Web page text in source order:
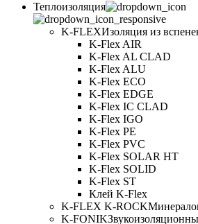
Теплоизоляция
K-FLEXИзоляция из
K-Flex AIR
K-Flex AL CLAD
K-Flex ALU
K-Flex ECO
K-Flex EDGE
K-Flex IC CLAD
K-Flex IGO
K-Flex PE
K-Flex PVC
K-Flex SOLAR HT
K-Flex SOLID
K-Flex ST
Клей K-Flex
K-FLEX K-ROCK
K-FONIK